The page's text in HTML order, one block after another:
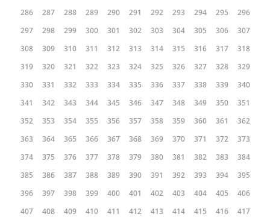
286
287 288 289 290 291 292 293 294 295
296
297
298 299 300 301 302 303 304 305 306
307
308
309 310 311 312 313 314 315 316 317
318
319
320 321 322 323 324 325 326 327 328
329
330
331 332 333 334 335 336 337 338 339
340
341
342 343 344 345 346 347 348 349 350
351
352
353 354 355 356 357 358 359 360 361
362
363
364 365 366 367 368 369 370 371 372
373
374
375 376 377 378 379 380 381 382 383
384
385
386 387 388 389 390 391 392 393 394
395
396
397 398 399 400 401 402 403 404 405
406
407
408 409 410 411 412 413 414 415 416
417